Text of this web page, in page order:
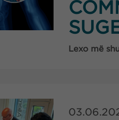
Lexo më